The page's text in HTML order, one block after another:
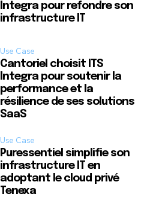
Integra pour refondre son
infrastructure IT
Use Case
Cantoriel choisit ITS
Integra pour soutenir la
performance et la
résilience de ses solutions
SaaS
Use Case
Puressentiel simplifie son
infrastructure IT en
adoptant le cloud privé
Tenexa